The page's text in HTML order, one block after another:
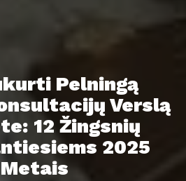
Pelningą
Verslą
12 Žingsnių
2025
Metais